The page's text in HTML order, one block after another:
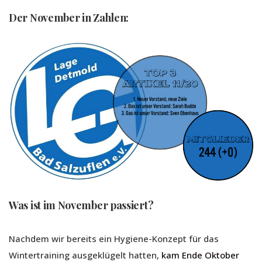
Der November in Zahlen:
Was ist im November passiert?
Nachdem wir bereits ein Hygiene-Konzept für das
Wintertraining ausgeklügelt hatten, kam Ende Oktober